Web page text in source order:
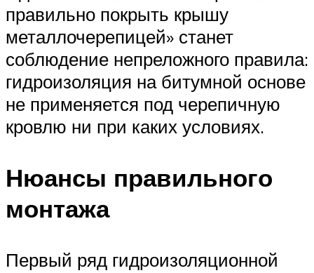
правильно покрыть крышу
металлочерепицей» станет
соблюдение непреложного правила:
гидроизоляция на битумной основе
не применяется под черепичную
кровлю ни при каких условиях.
Нюансы правильного
монтажа
Первый ряд гидроизоляционной